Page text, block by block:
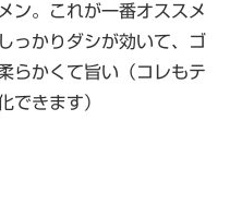
ン。これが一番オススメ
っかりダシが効いて、ゴ
らかくて旨い（コレもテ
できます）